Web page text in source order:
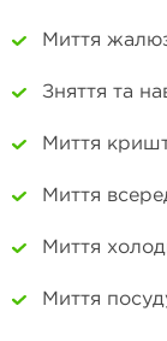
Миття
Зняття та
Миття
Миття
Миття
Миття